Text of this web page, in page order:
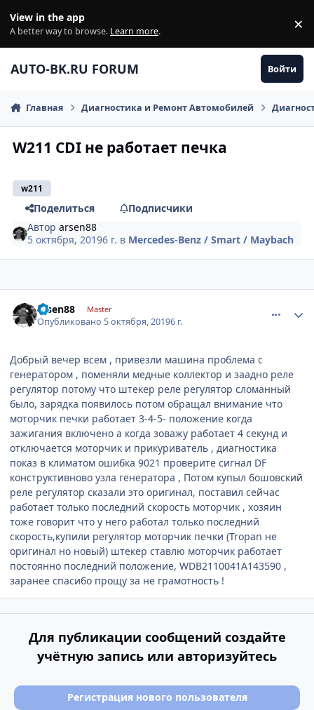
View in the app
A better way to browse. Learn more. ×
AUTO-BK.RU FORUM Войти
Главная Диагностика и Ремонт Автомобилей
W211 CDI не работает печка
w211
Поделиться
Подписчики
Авторarsen88
5 октября, 20196 г. в Mercedes-Benz / Smart / Maybach
arsen88 Master
Опубликовано 5 октября, 20196 г.
Добрый вечер всем , привезли машина проблема с
генератором , поменяли медные коллектор и заадно реле
регулятор потому что штекер реле регулятор сломанный
было, зарядка появилось потом обращал внимание что
моторчик печки работает 3-4-5- положение когда
зажигания включено а когда зоважу работает 4 секунд и
отключается моторчик и прикуриватель , диагностика
показ в климатом ошибка 9021 проверите сигнал DF
конструктивново узла генератора , Потом купыл бошовский
реле регулятор сказали это оригинал, поставил сейчас
работает только последний скорость моторчик , хозяин
тоже говорит что у него работал только последний
скорость,купили регулятор моторчик печки (Tropan не
оригинал но новый) штекер ставлю моторчик работает
постоянно последний положение, WDB2110041A143590 ,
заранее спасибо прощу за не грамотность !
Для публикации сообщений создайте
учётную запись или авторизуйтесь
Регистрация нового пользователя